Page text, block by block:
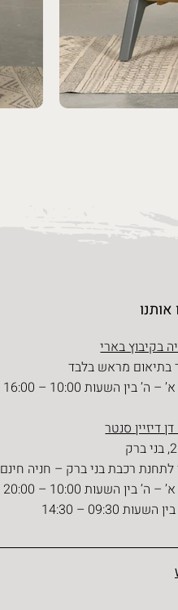
אותנו
בקיבוץ בארי
בתיאום מראש בלבד
ה’ בין השעות 10:00 – 16:00
דיזיין סנטר
לתחנת רכבת בני ברק – חניה חינם
ה’ בין השעות 10:00 – 20:00
השעות 09:30 – 14:30